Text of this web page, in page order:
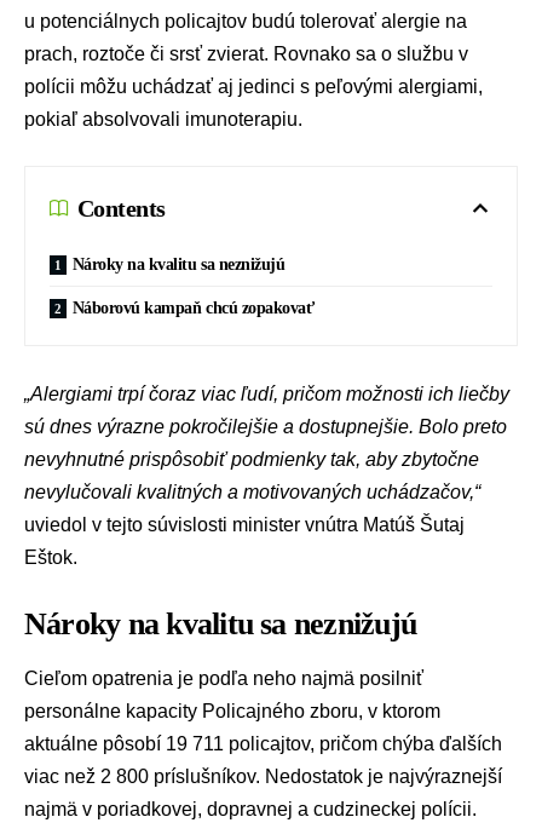
u potenciálnych policajtov budú tolerovať alergie na
prach, roztoče či srsť zvierat. Rovnako sa o službu v
polícii môžu uchádzať aj jedinci s peľovými alergiami,
pokiaľ absolvovali imunoterapiu.
Contents
Nároky na kvalitu sa neznižujú
Náborovú kampaň chcú zopakovať
„Alergiami trpí čoraz viac ľudí, pričom možnosti ich liečby
sú dnes výrazne pokročilejšie a dostupnejšie. Bolo preto
nevyhnutné prispôsobiť podmienky tak, aby zbytočne
nevylučovali kvalitných a motivovaných uchádzačov,“
uviedol v tejto súvislosti minister vnútra Matúš Šutaj
Eštok.
Nároky na kvalitu sa neznižujú
Cieľom opatrenia je podľa neho najmä posilniť
personálne kapacity Policajného zboru, v ktorom
aktuálne pôsobí 19 711 policajtov, pričom chýba ďalších
viac než 2 800 príslušníkov. Nedostatok je najvýraznejší
najmä v poriadkovej, dopravnej a cudzineckej polícii.